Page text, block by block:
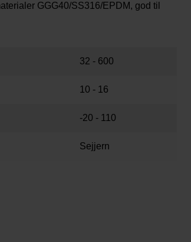
GGG40/SS316/EPDM, god til
32 - 600
10 - 16
-20 - 110
Sejjern